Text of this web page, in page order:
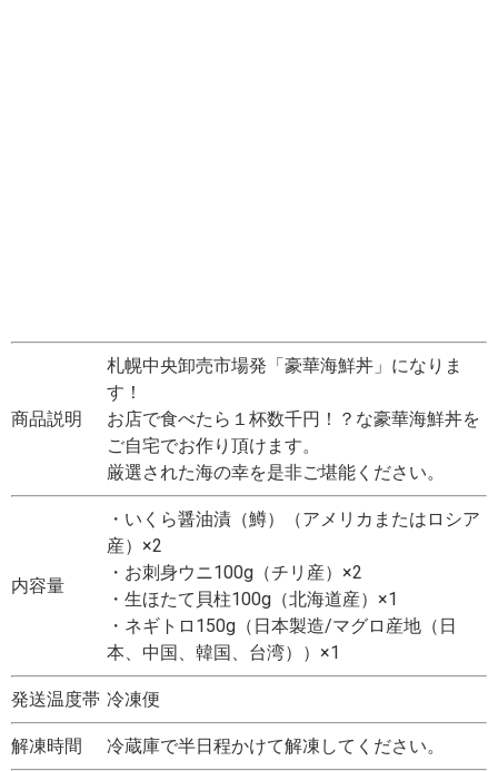
商品説明
札幌中央卸売市場発「豪華海鮮丼」になりま
す！
お店で食べたら１杯数千円！？な豪華海鮮丼を
ご自宅でお作り頂けます。
厳選された海の幸を是非ご堪能ください。
内容量
・いくら醤油漬（鱒）（アメリカまたはロシア
産）×2
・お刺身ウニ100g（チリ産）×2
・生ほたて貝柱100g（北海道産）×1
・ネギトロ150g（日本製造/マグロ産地（日
本、中国、韓国、台湾））×1
発送温度帯 冷凍便
解凍時間 冷蔵庫で半日程かけて解凍してください。